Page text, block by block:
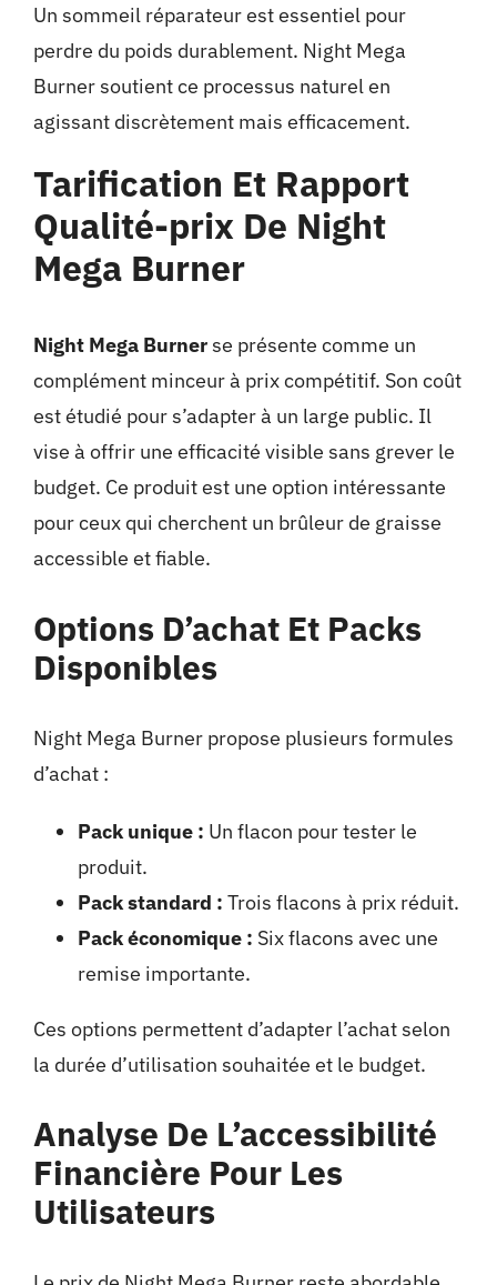
Un sommeil réparateur est essentiel pour
perdre du poids durablement. Night Mega
Burner soutient ce processus naturel en
agissant discrètement mais efficacement.
Tarification Et Rapport
Qualité-prix De Night
Mega Burner
Night Mega Burnerse présente comme un
complément minceur à prix compétitif. Son coût
est étudié pour s’adapter à un large public. Il
vise à offrir une efficacité visible sans grever le
budget. Ce produit est une option intéressante
pour ceux qui cherchent un brûleur de graisse
accessible et fiable.
Options D’achat Et Packs
Disponibles
Night Mega Burner propose plusieurs formules
d’achat :
Pack unique : Un flacon pour tester le
produit.
Pack standard : Trois flacons à prix réduit.
Pack économique : Six flacons avec une
remise importante.
Ces options permettent d’adapter l’achat selon
la durée d’utilisation souhaitée et le budget.
Analyse De L’accessibilité
Financière Pour Les
Utilisateurs